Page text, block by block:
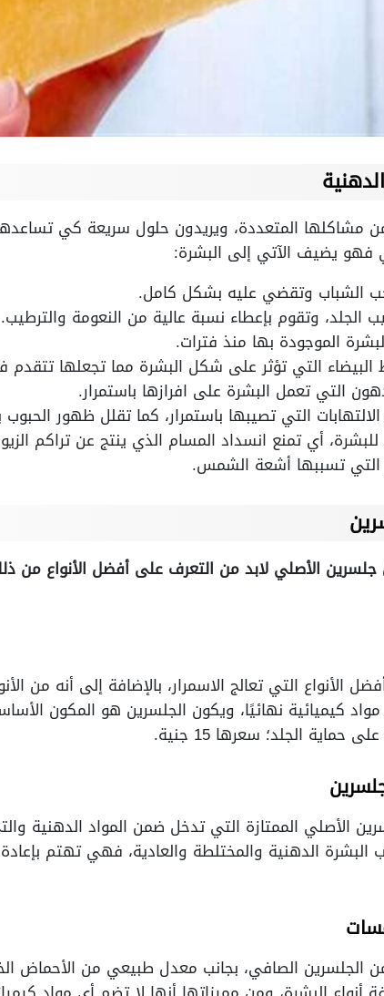
من مشاكلها المتعددة، ويريدون حلول سريعة كي
فهو يضيف الآتي إلى البشرة:
الشباب وتقضي عليه بشكل كامل.
الجلد، وتقوم بإعطاء نسبة عالية من النعومة والترطيب.
الموجودة بها منذ فترات.
التي تؤثر على شكل البشرة مما تجعلها تتقدم
التي تعمل البشرة على افرازها باستمرار.
التي تصيبها باستمرار، كما تقلل ظهور الحبوب
أي تمنع انسداد المسام الذي ينتج عن تراكم
التي تسببها أشعة الشمس.
الأصلي لابد من التعرف على أفضل الأنواع من
الأنواع التي تعالج الاسمرار، بالإضافة إلى أنه من
كيميائية نهائيًا، ويكون الجلسرين هو المكون
الجلد؛ سعرها 15 جنية.
الأصلي الممتازة التي تدخل ضمن المواد الدهنية
البشرة الدهنية والمختلطة والعادية، فهي تهتم
الجلسرين الصافي، بجانب معدل طبيعي من الأحماض